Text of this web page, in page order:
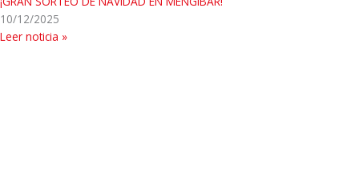
10/12/2025
Leer noticia »